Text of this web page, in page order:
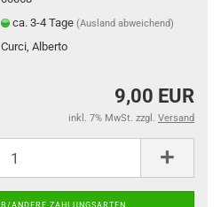
ca. 3-4 Tage(Ausland abweichend)
Curci, Alberto
9,00 EUR
inkl. 7% MwSt. zzgl. Versand